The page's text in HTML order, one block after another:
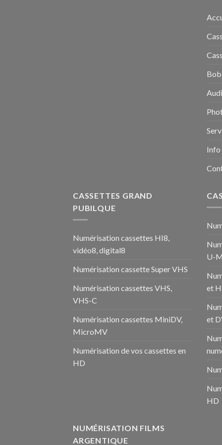
Info
CASSETTES GRAND
PUBILQUE
Numérisation cassettes HI8,
vidéo8, digital8
Numérisation cassette Super VHS
Numérisation cassettes VHS,
VHS-C
Numérisation cassettes MiniDV,
MicroMV
Numérisation de vos cassettes en
HD
U-
et
et
HD
NUMÉRISATION FILMS
ARGENTIQUE